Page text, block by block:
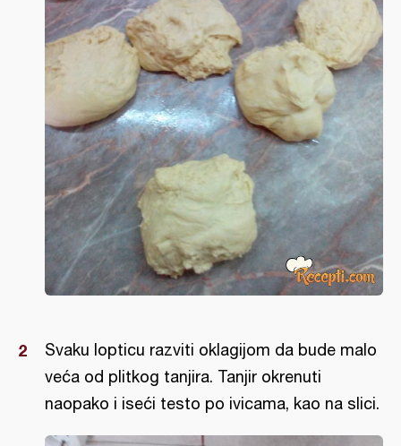
Svaku lopticu razviti oklagijom da bude malo
veća od plitkog tanjira. Tanjir okrenuti
naopako i iseći testo po ivicama, kao na slici.